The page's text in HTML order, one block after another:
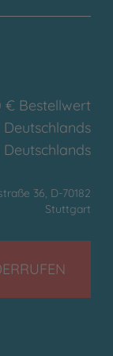
€ Bestellwert
36, D-70182
Stuttgart